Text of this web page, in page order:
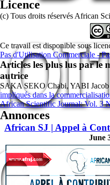
Licence
(c) Tous droits réservés African
Ce travail est disponible sous
Pas d'Utilisation Commerciale -
Articles les plus lus par le
autrice
SAKA SEKO Chabi, YABI Jacob
impliqués dans la
African Scientific Journal: Vol. 3
Annonces
African SJ | Appel à
June